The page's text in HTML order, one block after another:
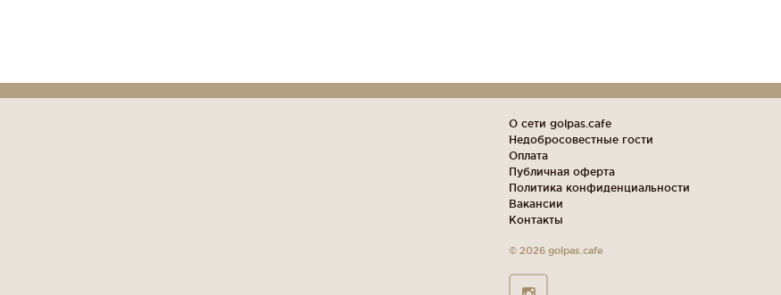
О сети golpas.cafe
Недобросовестные гости
Оплата
Публичная оферта
Политика конфиденциальности
Вакансии
Контакты
© 2026 golpas.cafe